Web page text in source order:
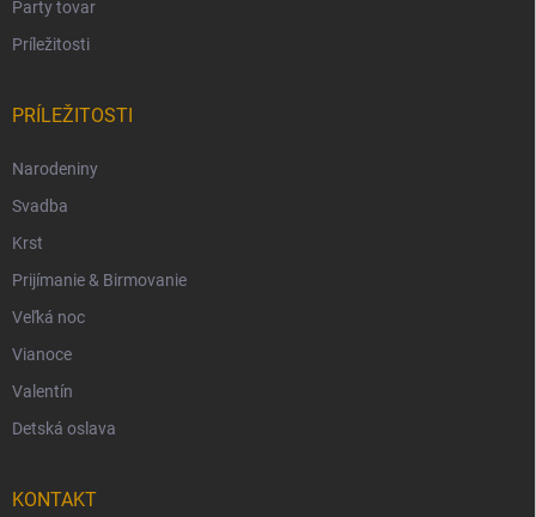
Party tovar
Príležitosti
PRÍLEŽITOSTI
Narodeniny
Svadba
Krst
Prijímanie & Birmovanie
Veľká noc
Vianoce
Valentín
Detská oslava
KONTAKT